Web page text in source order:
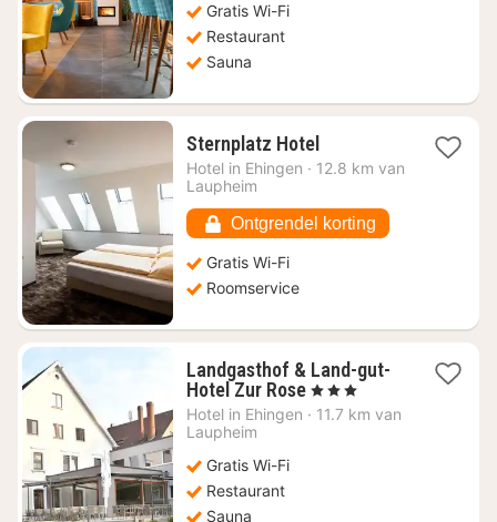
86,34
Gratis Wi-Fi
Restaurant
Sauna
Sternplatz Hotel1
nacht
70,02
Hotel in Ehingen · 12.8 km van
Laupheim
Ontgrendel korting
Gratis Wi-Fi
Roomservice
Landgasthof & Land-gut-
Hotel Zur Rose1
nacht
, 3 Sterren
Hotel in Ehingen · 11.7 km van
Laupheim
Gratis Wi-Fi
Restaurant
Sauna